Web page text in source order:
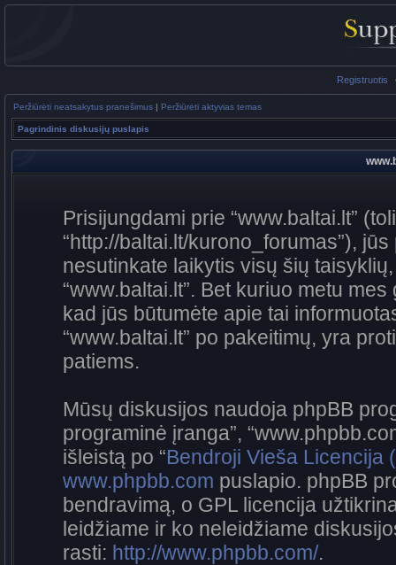
Registruotis
Peržiūrėti neatsakytus pranešimus | Peržiūrėti aktyvias temas
Pagrindinis diskusijų puslapis
Prisijungdami prie “www.baltai.lt”
“http://baltai.lt/kurono_forumas”),
nesutinkate laikytis visų šių
“www.baltai.lt”. Bet kuriuo metu
kad jūs būtumėte apie tai
“www.baltai.lt” po pakeitimų, yra
patiems.
Mūsų diskusijos naudoja phpBB
programinė įranga”,
išleistą po “Bendroji Vieša Licencija
www.phpbb.com puslapio. phpBB
bendravimą, o GPL licencija
leidžiame ir ko neleidžiame
rasti: http://www.phpbb.com/.